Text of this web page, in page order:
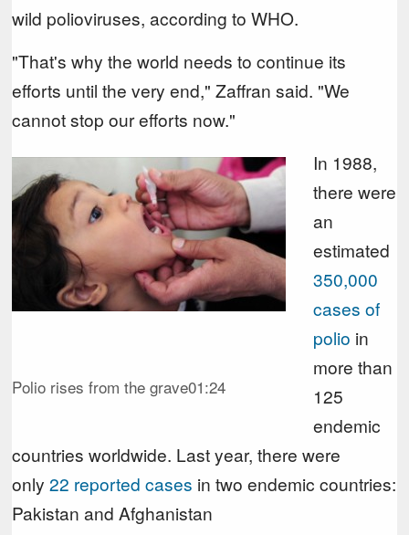
wild polioviruses, according to WHO.
"That's why the world needs to continue its
efforts until the very end," Zaffran said. "We
cannot stop our efforts now."
Polio rises from the grave01:24
In 1988,
there were
an
estimated
350,000
cases of
polio in
more than
125
endemic
countries worldwide. Last year, there were
only22 reported cases in two endemic countries:
Pakistan and Afghanistan